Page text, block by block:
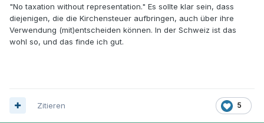
"No taxation without representation." Es sollte klar sein, dass
diejenigen, die die Kirchensteuer aufbringen, auch über ihre
Verwendung (mit)entscheiden können. In der Schweiz ist das
wohl so, und das finde ich gut.
5
Zitieren